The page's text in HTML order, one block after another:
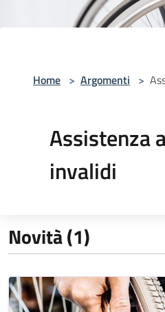
Home > Argomenti >
Assistenza
invalidi
Novità (1)